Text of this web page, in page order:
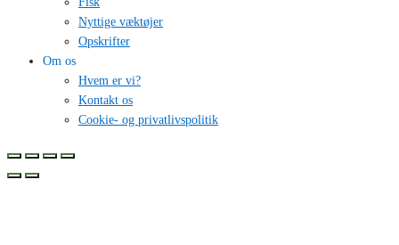
Nyttige væktøjer
Opskrifter
Om os
Hvem er vi?
Kontakt os
Cookie- og privatlivspolitik